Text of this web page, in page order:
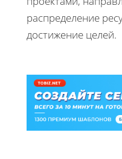
распределение
достижение целей.